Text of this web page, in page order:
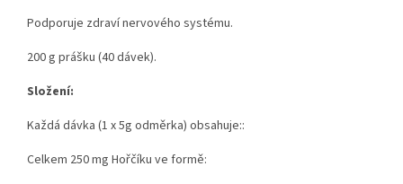
Podporuje zdraví nervového systému.
200 g prášku (40 dávek).
Složení:
Každá dávka (1 x 5g odměrka) obsahuje::
Celkem 250 mg Hořčíku ve formě: